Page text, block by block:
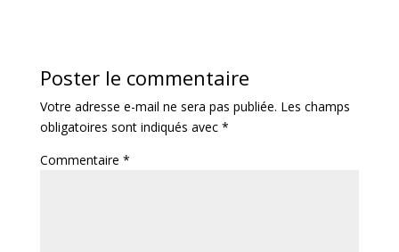
Poster le commentaire
Votre adresse e-mail ne sera pas publiée. Les champs
obligatoires sont indiqués avec *
Commentaire *